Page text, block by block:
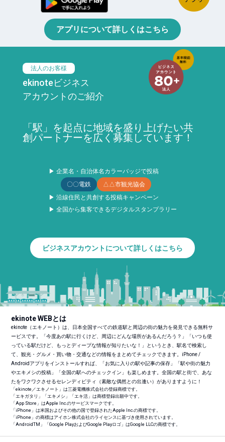
アプリについて詳しくはこちら
法人のお客様
ekinoteビジネス
アカウントのご紹介
「駅」を起点に地域を盛り上げたい共
創パートナーを広く募集しています！
▶ 企業名・自治体名カラーバッジで投稿
〇〇電鉄
△△市観光協会
▶ 沿線住民と共創する投稿キャンペーン
▶ 全国から集客できるデジタルスタンプラリー
ビジネスアカウントについて詳しくはこちら
ekinote WEBとは
ekinote（エキノート）は、日本全国すべての鉄道駅と周辺の街の魅力を発見できる無料サ
ービスです。「今度あの駅に行くけど、周辺にどんな場所があるんだろう？」「いつも使
っている駅だけど、もっとディープな情報が知りたいな！」というとき、駅名で検索し
て、観光・グルメ・買い物・交通などの情報をまとめてチェックできます。iPhone /
Androidアプリをインストールすれば、「お気に入りの駅や記事の保存」「駅や街の魅力
やエキメシの投稿」「全国の駅へのチェックイン」も楽しめます。全国の駅と街で、あな
たをワクワクさせるセレンディピティ（素敵な偶然との出逢い）がありますように！
「ekinote／エキノート」は三菱電機株式会社の登録商標です。
「エキガタリ」「エキメシ」「エキ活」は商標登録出願中です。
「App Store」はApple Inc.のサービスマークです。
「iPhone」は米国およびその他の国で登録されたApple Inc.の商標です。
「iPhone」の商標はアイホン株式会社のライセンスに基づき使用されています。
「AndroidTM 」「Google PlayおよびGoogle Playロゴ」はGoogle LLCの商標です。